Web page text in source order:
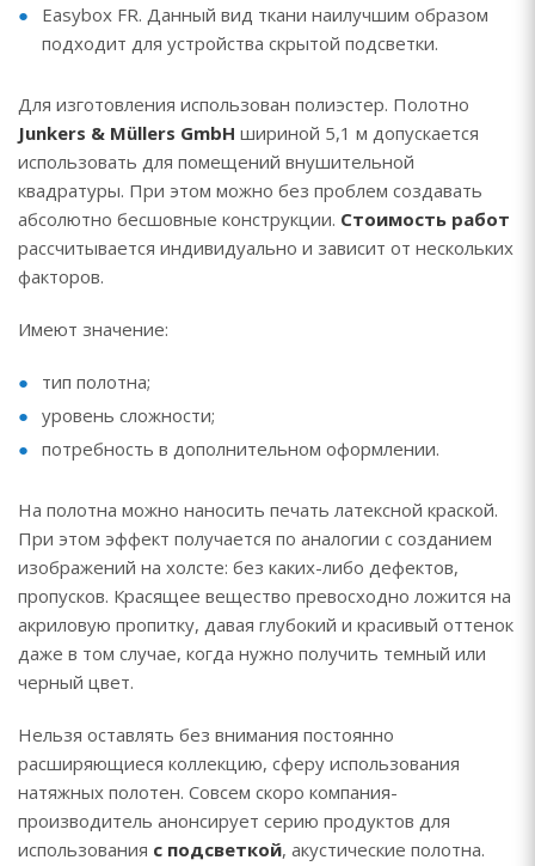
Easybox FR. Данный вид ткани наилучшим образом
подходит для устройства скрытой подсветки.
Для изготовления использован полиэстер. Полотно
Junkers & Müllers GmbH шириной 5,1 м допускается
использовать для помещений внушительной
квадратуры. При этом можно без проблем создавать
абсолютно бесшовные конструкции. Стоимость работ
рассчитывается индивидуально и зависит от нескольких
факторов.
Имеют значение:
тип полотна;
уровень сложности;
потребность в дополнительном оформлении.
На полотна можно наносить печать латексной краской.
При этом эффект получается по аналогии с созданием
изображений на холсте: без каких-либо дефектов,
пропусков. Красящее вещество превосходно ложится на
акриловую пропитку, давая глубокий и красивый оттенок
даже в том случае, когда нужно получить темный или
черный цвет.
Нельзя оставлять без внимания постоянно
расширяющиеся коллекцию, сферу использования
натяжных полотен. Совсем скоро компания-
производитель анонсирует серию продуктов для
использования с подсветкой, акустические полотна.